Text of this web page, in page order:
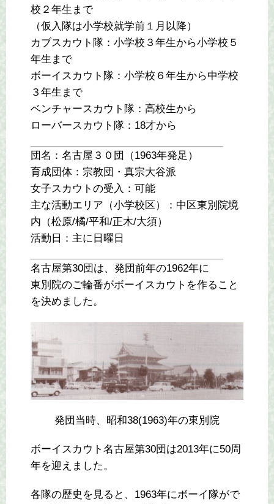
校２年生まで
（仮入隊は小学校就学前１月以降）
カブスカウト隊：小学校３年生から小学校５
年生まで
ボーイスカウト隊：小学校６年生から中学校
３年生まで
ベンチャースカウト隊：高校生から
ローバースカウト隊：18才から
団名：名古屋３０団（1963年発足）
育成団体：宗教団・真宗大谷派
女子スカウトの受入：可能
主な活動エリア（小学校区）：中区東別院境
内（松原/橘/平和/正木/大須）
活動日：主に日曜日
名古屋第30団は、発団前年の1962年に
東別院のご輪番がボーイスカウトを作ること
を決めました。
発団当時、昭和38(1963)年の東別院
ボーイスカウト名古屋第30団は2013年に50周
年を迎えました。
各隊の歴史を見ると、1963年にボーイ隊がで